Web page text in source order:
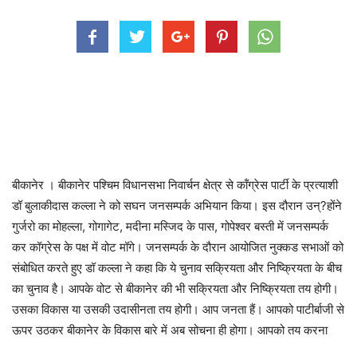
बीकानेर । बीकानेर पश्चिम विधानसभा निवार्चन क्षेत्र से कॉंग्रेस पार्टी के प्रत्याशी
डॉ बुलाकीदास कल्ला ने को सघन जनसम्पर्क अभियान किया। इस दौरान उन्?होंने
गुर्जरो का मोहल्ला, गोगागेट, मदीना मस्जिद के पास, गोपेश्वर बस्ती में जनसम्पर्क
कर कॉग्रेस के पक्ष में वोट मॉगे। जनसम्पर्क के दौरान आयोजित नुक्कड सभाओं को
संबोधित करते हुए डॉ कल्ला ने कहा कि ये चुनाव सक्रियता और निष्क्रियता के बीच
का चुनाव है। आपके वोट से बीकानेर की भी सक्रियता और निष्क्रियता तय होगी।
उसका विकास या उसकी उदासीनता तय होगी। आप जनता हैं। आपको पाटीर्बाजी से
ऊपर उठकर बीकानेर के विकास बारे में अब सोचना ही होगा। आपको तय करना